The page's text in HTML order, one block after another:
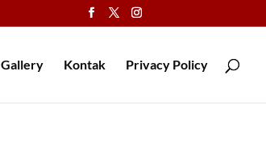
Gallery Kontak Privacy Policy